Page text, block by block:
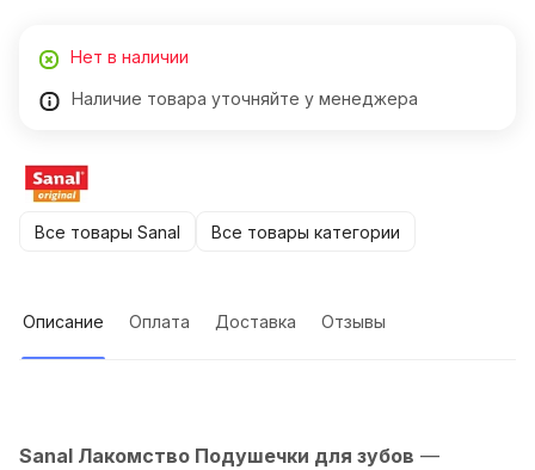
Нет в наличии
Наличие товара уточняйте у менеджера
Все товары Sanal Все товары категории
Описание Оплата Доставка Отзывы
Sanal Лакомство Подушечки для зубов —